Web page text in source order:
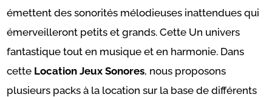
émettent des sonorités mélodieuses inattendues qui
émerveilleront petits et grands. Cette Un univers
fantastique tout en musique et en harmonie. Dans
cette Location Jeux Sonores, nous proposons
plusieurs packs à la location sur la base de différents